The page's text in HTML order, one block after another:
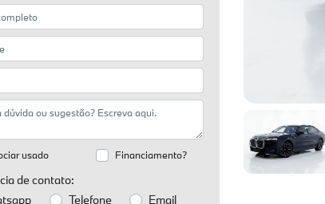
Financiamento?
usado
de contato:
Telefone Email